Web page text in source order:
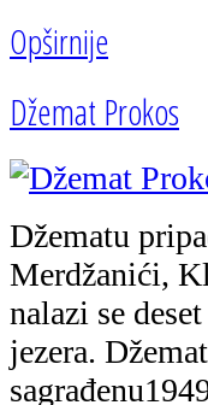
Opširnije
Džemat Prokos
Džematu
Merdžanići,
nalazi se
jezera.